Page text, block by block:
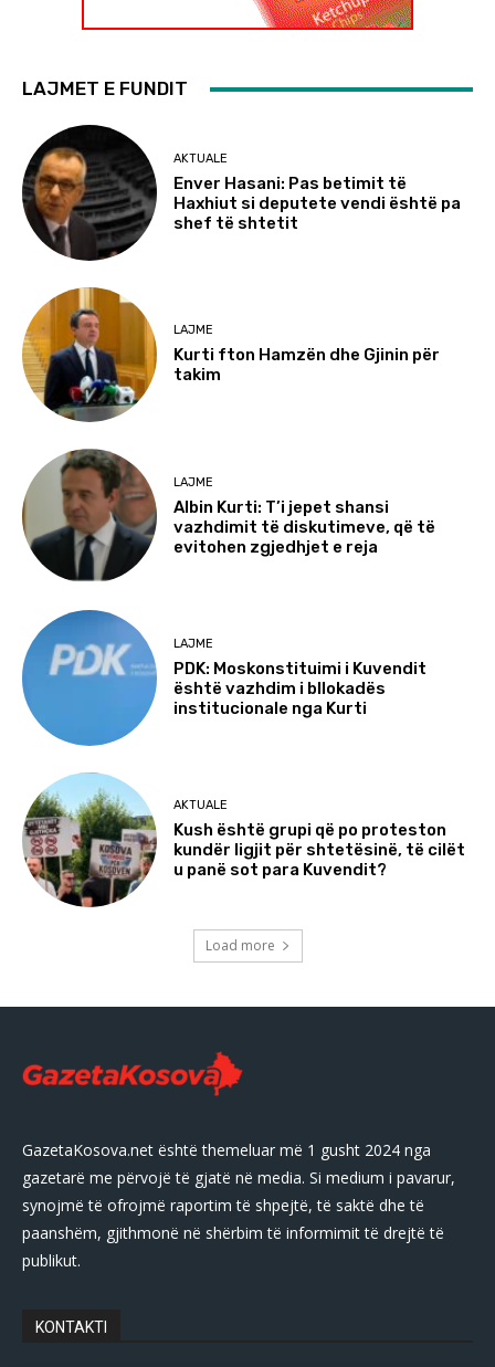
LAJMET E FUNDIT
AKTUALE
Enver Hasani: Pas betimit të
Haxhiut si deputete vendi është pa
shef të shtetit
LAJME
Kurti fton Hamzën dhe Gjinin për
takim
LAJME
Albin Kurti: T’i jepet shansi
vazhdimit të diskutimeve, që të
evitohen zgjedhjet e reja
LAJME
PDK: Moskonstituimi i Kuvendit
është vazhdim i bllokadës
institucionale nga Kurti
AKTUALE
Kush është grupi që po proteston
kundër ligjit për shtetësinë, të cilët
u panë sot para Kuvendit?
Load more
GazetaKosova.net është themeluar më 1 gusht 2024 nga
gazetarë me përvojë të gjatë në media. Si medium i pavarur,
synojmë të ofrojmë raportim të shpejtë, të saktë dhe të
paanshëm, gjithmonë në shërbim të informimit të drejtë të
publikut.
KONTAKTI